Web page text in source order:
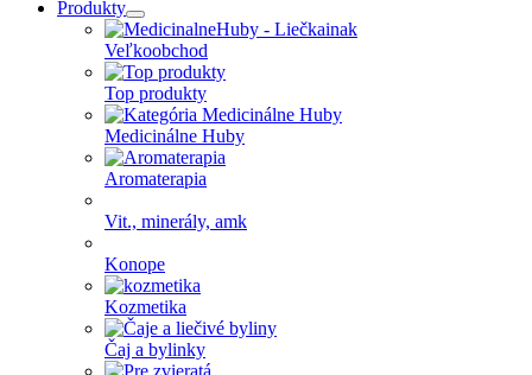
Produkty
Veľkoobchod
Top produkty
Medicinálne Huby
Aromaterapia
Vit., minerály, amk
Konope
Kozmetika
Čaj a bylinky